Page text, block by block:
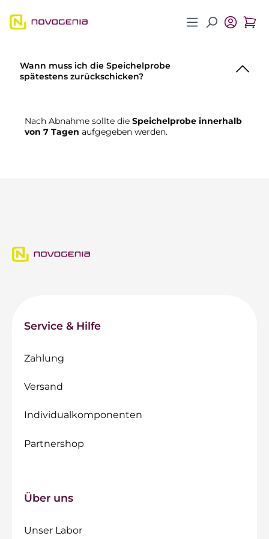
Zum Hauptinhalt springen
Wann muss ich die Speichelprobe
spätestens zurückschicken?
Nach Abnahme sollte die Speichelprobe innerhalb
von 7 Tagen aufgegeben werden.
Service & Hilfe
Zahlung
Versand
Individualkomponenten
Partnershop
Über uns
Unser Labor